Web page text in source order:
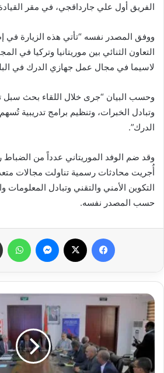
الفريق أول علي جارداقجي، في مقر القيادة
ووفق المصدر نفسه “تأتي هذه الزيارة في
التعاون الثنائي بين موريتانيا وتركيا في
لاسيما في مجال عمل جهازي الدرك في
وحسب البيان “جرى خلال اللقاء بحث سبل
وتبادل الخبرات، وتنظيم برامج تدريبية
الدرك”.
وقد ضم الوفد الموريتاني عدداً من
أُجريت محادثات رسمية تناولت مجالات
التكوين الأمني والتقني وتبادل
حسب المصدر نفسه.
فيسبوك ماسنجر